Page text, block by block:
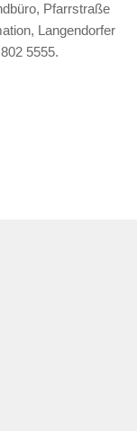
Pfarrstraße
Langendorfer
5555.